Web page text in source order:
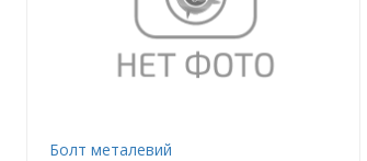
Болт металевий